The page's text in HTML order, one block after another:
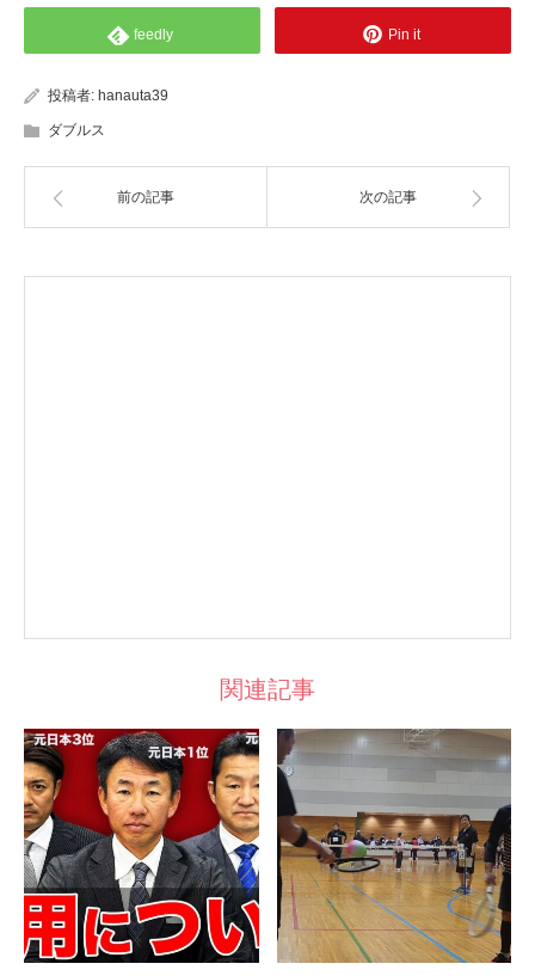
feedly Pin it
投稿者: hanauta39
ダブルス
前の記事 次の記事
関連記事